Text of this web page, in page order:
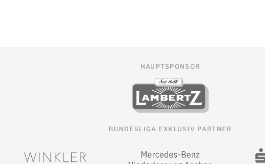
HAUPTSPONSOR
BUNDESLIGA EXKLUSIV PARTNER